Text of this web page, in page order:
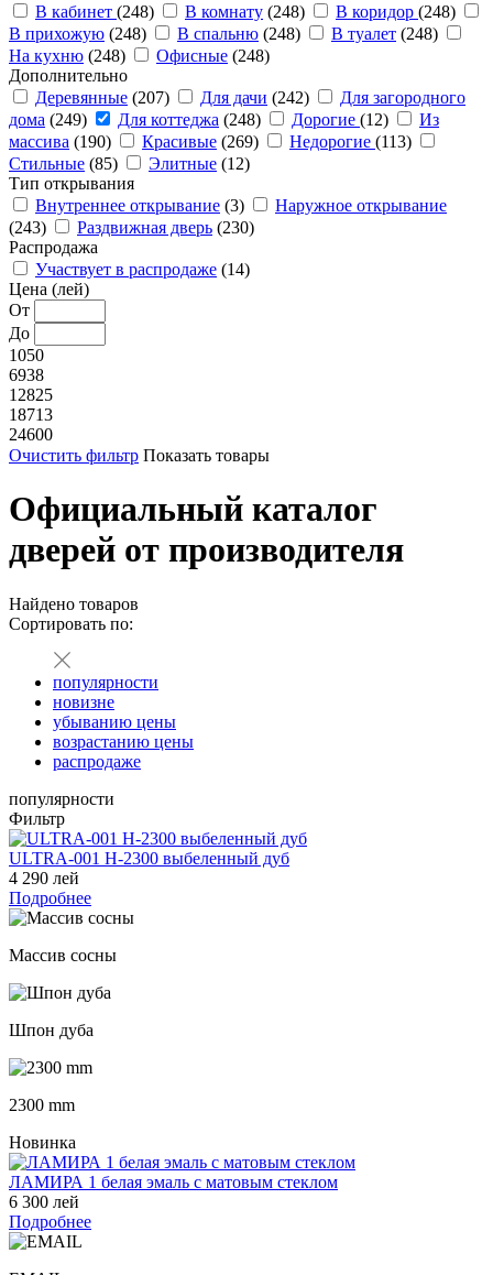
В кабинет (248) В комнату (248) В коридор (248)
В прихожую (248) В спальню (248) В туалет (248)
На кухню (248) Офисные (248)
Дополнительно
Деревянные (207) Для дачи (242)
Для загородного
дома (249) Для коттеджа (248) Дорогие (12)
Из
массива (190) Красивые (269) Недорогие (113)
Стильные (85) Элитные (12)
Тип открывания
Внутреннее открывание (3)
Наружное открывание
(243)
Раздвижная дверь (230)
Распродажа
Участвует в распродаже (14)
Цена (лей)
От
До
1050
6938
12825
18713
24600
Очистить фильтр Показать товары
Официальный каталог
дверей от производителя
Найдено товаров
Сортировать по:
популярности
новизне
убыванию цены
возрастанию цены
распродаже
популярности
Фильтр
ULTRA-001 H-2300 выбеленный дуб
4 290 лей
Подробнее
Массив сосны
Шпон дуба
2300 mm
Новинка
ЛАМИРА 1 белая эмаль с матовым стеклом
6 300 лей
Подробнее